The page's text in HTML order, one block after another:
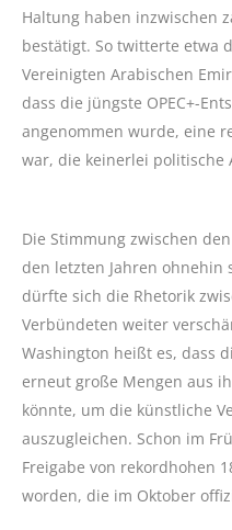
Haltung haben inzwischen
bestätigt. So twitterte etwa
Vereinigten Arabischen
dass die jüngste OPEC+-
angenommen wurde, eine
war, die keinerlei politische
Die Stimmung zwischen
den letzten Jahren ohnehin
dürfte sich die Rhetorik
Verbündeten weiter
Washington heißt es, dass
erneut große Mengen aus
könnte, um die künstliche
auszugleichen. Schon im
Freigabe von rekordhohen
worden, die im Oktober